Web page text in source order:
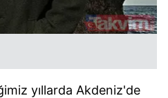
yıllarda Akdeniz'de